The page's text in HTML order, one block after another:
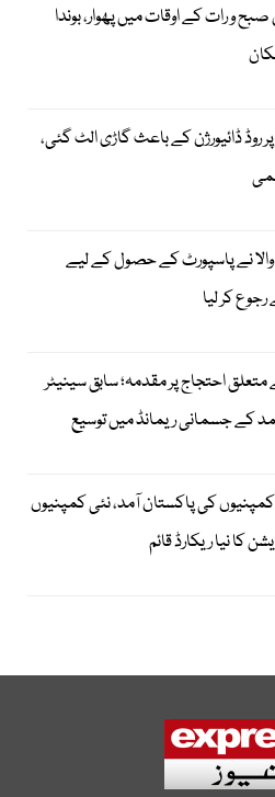
و رات کے اوقات میں پھوار، بوندا
پر روڈ ڈائیورژن کے باعث گاڑی الٹ گئی،
نے پاسپورٹ کے حصول کے لیے
کر لیا
احتجاج پر مقدمہ؛ سابق سینیٹر
کے جسمانی ریمانڈ میں توسیع
کی پاکستان آمد، نئی کمپنیوں
کا نیا ریکارڈ قائم